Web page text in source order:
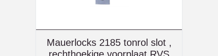
Mauerlocks 2185 tonrol slot ,